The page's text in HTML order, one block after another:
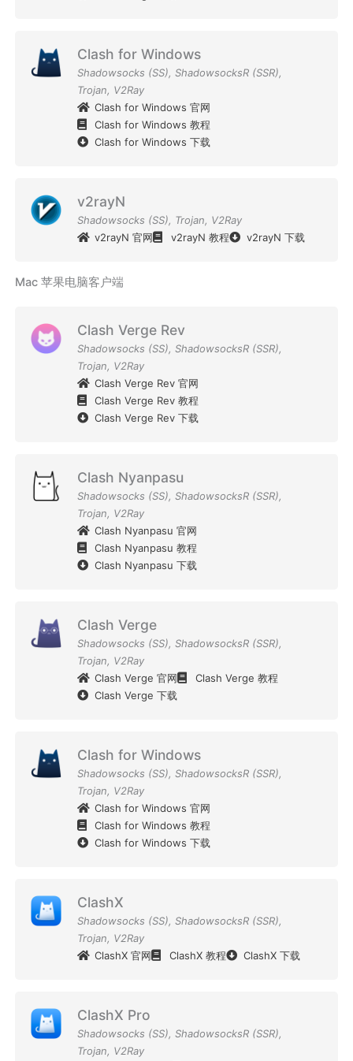
Clash for Windows
Shadowsocks (SS), ShadowsocksR (SSR),
Trojan, V2Ray
Clash for Windows 官网
Clash for Windows 教程
Clash for Windows 下载
v2rayN
Shadowsocks (SS), Trojan, V2Ray
v2rayN 官网
v2rayN 教程 v2rayN 下载
Mac 苹果电脑客户端
Clash Verge Rev
Shadowsocks (SS), ShadowsocksR (SSR),
Trojan, V2Ray
Clash Verge Rev 官网
Clash Verge Rev 教程
Clash Verge Rev 下载
Clash Nyanpasu
Shadowsocks (SS), ShadowsocksR (SSR),
Trojan, V2Ray
Clash Nyanpasu 官网
Clash Nyanpasu 教程
Clash Nyanpasu 下载
Clash Verge
Shadowsocks (SS), ShadowsocksR (SSR),
Trojan, V2Ray
Clash Verge 官网
Clash Verge 教程
Clash Verge 下载
Clash for Windows
Shadowsocks (SS), ShadowsocksR (SSR),
Trojan, V2Ray
Clash for Windows 官网
Clash for Windows 教程
Clash for Windows 下载
ClashX
Shadowsocks (SS), ShadowsocksR (SSR),
Trojan, V2Ray
ClashX 官网
ClashX 教程 ClashX 下载
ClashX Pro
Shadowsocks (SS), ShadowsocksR (SSR),
Trojan, V2Ray